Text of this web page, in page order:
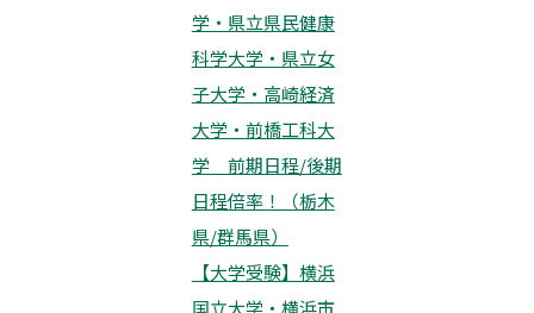
学・県立県民健康
科学大学・県立女
子大学・高崎経済
大学・前橋工科大
学 前期日程/後期
日程倍率！（栃木
県/群馬県）
【大学受験】横浜
国立大学・横浜市